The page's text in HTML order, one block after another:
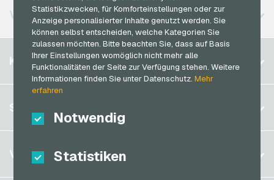
Statistikzwecken, für Komforteinstellungen oder zur
Anzeige personalisierter Inhalte genutzt werden. Sie
können selbst entscheiden, welche Kategorien Sie
zulassen möchten. Bitte beachten Sie, dass auf Basis
Ihrer Einstellungen womöglich nicht mehr alle
Funktionalitäten der Seite zur Verfügung stehen. Weitere
Informationen finden Sie unter Datenschutz.Mehr
erfahren
Notwendig
Statistiken
Rossmann Geschenkkarten
RTL+ Geschenkkarten
Saturn Geschenkkarten
Shell Geschenkkarten
Spotify Premium Geschenkkarten
Thalia Geschenkkarten
toom Geschenkkarten
Neosurf Bezahlkarten
PCS Bezahlkarten
Razer Gold Bezahlkarten
Transcash Bezahlkarten
VERFÜGBARE REGIONEN
Belgien
Brasilien
Deutschland (DE)
Deutschland (EN)
KONTO
Registrieren
Anmelden
SERVICE
FAQ
VGO-SHOP